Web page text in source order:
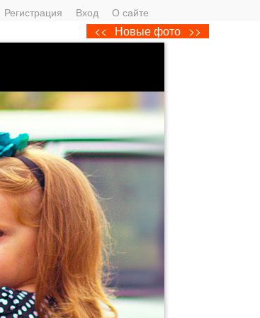
Регистрация Вход О сайте
<< Новые фото >>